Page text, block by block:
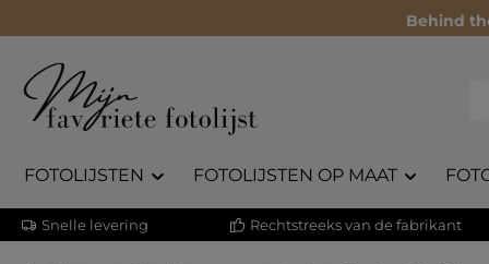
Behind
FOTOLIJSTEN FOTOLIJSTEN OP MAAT
Snelle levering Rechtstreeks van de fabrikant